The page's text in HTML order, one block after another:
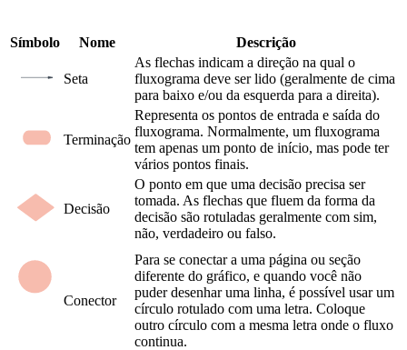
Símbolo Nome Descrição
Seta
As flechas indicam a direção na qual o
fluxograma deve ser lido (geralmente de cima
para baixo e/ou da esquerda para a direita).
Terminação
Representa os pontos de entrada e saída do
fluxograma. Normalmente, um fluxograma
tem apenas um ponto de início, mas pode ter
vários pontos finais.
Decisão
O ponto em que uma decisão precisa ser
tomada. As flechas que fluem da forma da
decisão são rotuladas geralmente com sim,
não, verdadeiro ou falso.
Conector
Para se conectar a uma página ou seção
diferente do gráfico, e quando você não
puder desenhar uma linha, é possível usar um
círculo rotulado com uma letra. Coloque
outro círculo com a mesma letra onde o fluxo
continua.